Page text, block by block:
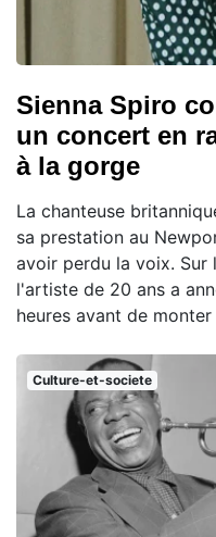
Sienna Spiro
un concert en
à la gorge
La chanteuse
sa prestation au
avoir perdu la voix. Sur
l'artiste de 20 ans a
heures avant de monter
Culture-et-societe